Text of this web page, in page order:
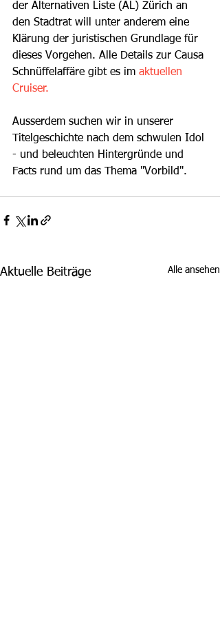
der Alternativen Liste (AL) Zürich an
den Stadtrat will unter anderem eine
Klärung der juristischen Grundlage für
dieses Vorgehen. Alle Details zur Causa
Schnüffelaffäre gibt es im aktuellen
Cruiser.
Ausserdem suchen wir in unserer
Titelgeschichte nach dem schwulen Idol
- und beleuchten Hintergründe und
Facts rund um das Thema "Vorbild".
Aktuelle Beiträge Alle ansehen